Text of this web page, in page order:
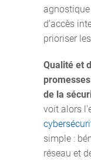
d’accès
prioriser
Qualité et
de la
voit alors
simple :
réseau et